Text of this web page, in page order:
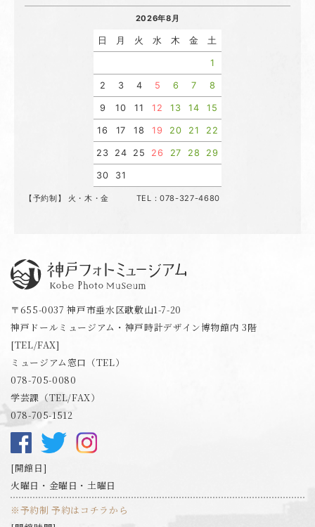
2026年8月
日 月 火 水 木 金 土
1
2 3 4 5 6 7 8
9 10 11 12 13 14 15
16 17 18 19 20 21 22
23 24 25 26 27 28 29
30 31
【予約制】 火・木・金 TEL：078-327-4680
〒655-0037 神戸市垂水区歌敷山1-7-20
神戸ドールミュージアム・神戸時計デザイン博物館内 3階
[TEL/FAX]
ミュージアム窓口（TEL）
078-705-0080
学芸課（TEL/FAX）
078-705-1512
開館日
火曜日・金曜日・土曜日
※予約制 予約はコチラから